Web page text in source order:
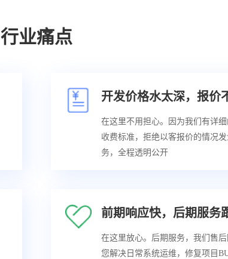
行业痛点
开发价格水太深，报价
在这里不用担心。因为我们有详
收费标准，拒绝以客报价的情况
务，全程透明公开
前期响应快，后期服务
在这里放心。后期服务，我们售
您解决日常系统运维，修复项目